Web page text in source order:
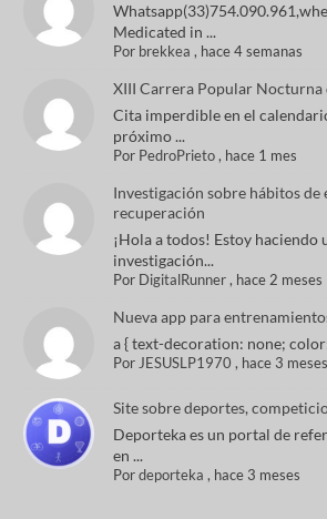
Medicated in ...
Por brekkea , hace 4 semanas
XIII Carrera Popular Nocturna
Cita imperdible en el
próximo ...
Por PedroPrieto, hace 1 mes
Investigación sobre hábitos de
recuperación
¡Hola a todos! Estoy haciendo
investigación...
Por DigitalRunner, hace 2 meses
Nueva app para
a { text-decoration: none;
PorJESUSLP1970 , hace 3 meses
Site sobre deportes,
Deporteka es un portal de
en ...
Pordeporteka , hace 3 meses